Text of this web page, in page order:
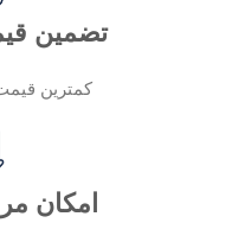
تضمین
کمترین
امکان